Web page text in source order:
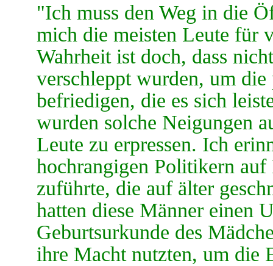
"Ich muss den Weg in die
mich die meisten Leute für
Wahrheit ist doch, dass
verschleppt wurden, um
befriedigen, die es sich
wurden solche Neigungen
Leute zu erpressen. Ich
hochrangigen Politikern
zuführte, die auf älter
hatten diese Männer einen
Geburtsurkunde des
ihre Macht nutzten, um die